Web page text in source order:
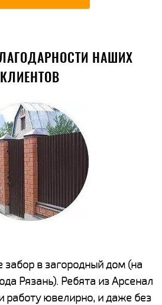
НАШИХ
КЛИЕНТОВ
забор в загородный дом (на
Рязань). Ребята из Арсенал
работу ювелирно, и даже без